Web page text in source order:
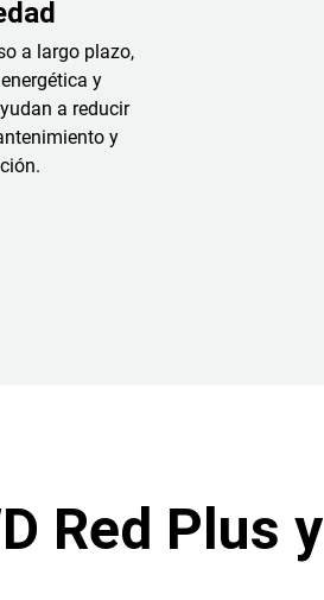
a largo plazo,
y
a reducir
y
Red Plus y